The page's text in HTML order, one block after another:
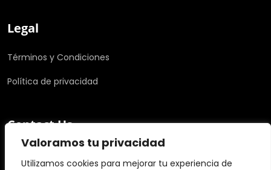
Valoramos tu privacidad
Utilizamos cookies para mejorar tu experiencia de
Legal
Términos y Condiciones
Política de privacidad
Contact Us
+0123 456 789